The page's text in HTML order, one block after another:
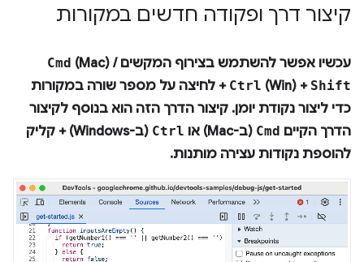
קיצור דרך ופקודה חדשים במקורות
עכשיו אפשר להשתמש בצירוף המקשים Cmd (Mac) /
Ctrl (Win) + Shift + לחיצה על מספר שורה במקורות
כדי ליצור נקודת יומן. קיצור הדרך הזה הוא בנוסף לקיצור
הדרך הקיים Cmd (ב-Mac) או Ctrl
(ב-Windows) + קליק
להוספת נקודות עצירה מותנות.